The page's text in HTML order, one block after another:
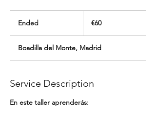
Ended
e
d
euros€60
Boadilla del Monte, Madrid
Service Description
En este taller aprenderás: